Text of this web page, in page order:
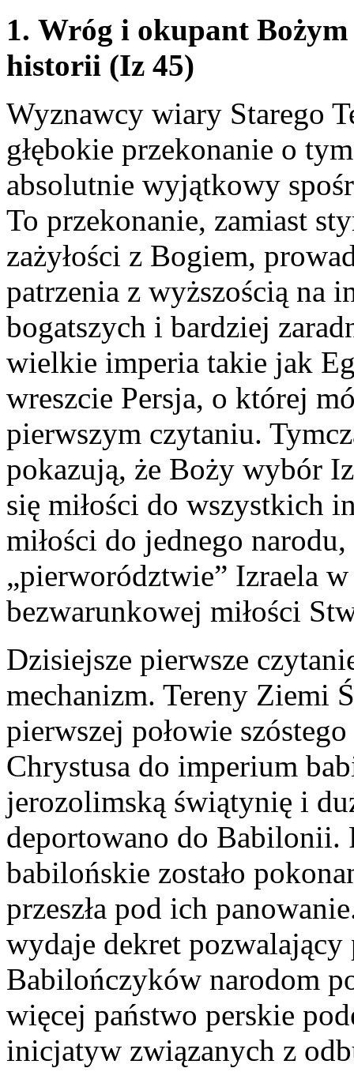
1. Wróg i okupant Bożym
historii (Iz 45)
Wyznawcy wiary Starego
głębokie przekonanie o
absolutnie wyjątkowy
To przekonanie, zamiast
zażyłości z Bogiem,
patrzenia z wyższością na
bogatszych i bardziej
wielkie imperia takie jak
wreszcie Persja, o której
pierwszym czytaniu.
pokazują, że Boży wybór
się miłości do wszystkich
miłości do jednego
„pierworództwie” Izraela
bezwarunkowej miłości
Dzisiejsze pierwsze
mechanizm. Tereny Ziemi
pierwszej połowie
Chrystusa do imperium
jerozolimską świątynię i
deportowano do Babilonii.
babilońskie zostało
przeszła pod ich
wydaje dekret
Babilończyków narodom
więcej państwo perskie
inicjatyw związanych z